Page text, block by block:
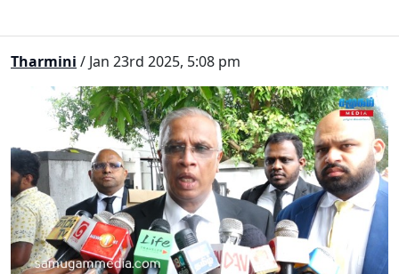
Tharmini / Jan 23rd 2025, 5:08 pm